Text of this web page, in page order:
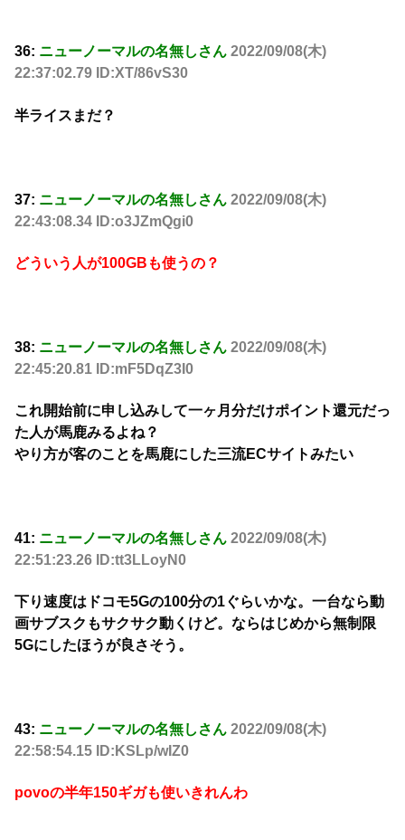
36: ニューノーマルの名無しさん 2022/09/08(木)
22:37:02.79 ID:XT/86vS30
半ライスまだ？
37: ニューノーマルの名無しさん 2022/09/08(木)
22:43:08.34 ID:o3JZmQgi0
どういう人が100GBも使うの？
38: ニューノーマルの名無しさん 2022/09/08(木)
22:45:20.81 ID:mF5DqZ3I0
これ開始前に申し込みして一ヶ月分だけポイント還元だっ
た人が馬鹿みるよね？
やり方が客のことを馬鹿にした三流ECサイトみたい
41: ニューノーマルの名無しさん 2022/09/08(木)
22:51:23.26 ID:tt3LLoyN0
下り速度はドコモ5Gの100分の1ぐらいかな。一台なら動
画サブスクもサクサク動くけど。ならはじめから無制限
5Gにしたほうが良さそう。
43: ニューノーマルの名無しさん 2022/09/08(木)
22:58:54.15 ID:KSLp/wIZ0
povoの半年150ギガも使いきれんわ